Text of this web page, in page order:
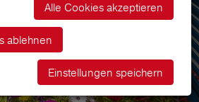
Alle Cookies akzeptieren
ablehnen
Einstellungen speichern